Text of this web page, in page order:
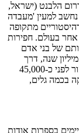
הלבנט (ישראל,
נחשב למעין 'מעבדה
מתקופה
בעולם. חפירות
לנוכחותם של בני אדם
קדומים החל מההומו ארקטוס שהגיע לכאן לפני 1.5 מיליון שנה, דרך
הניאנדרטלים שלא ברור מתי הגיעו, אך נעלמו מהאזור לפני כ-45,000
בכמה גלים,
בספרות אודות